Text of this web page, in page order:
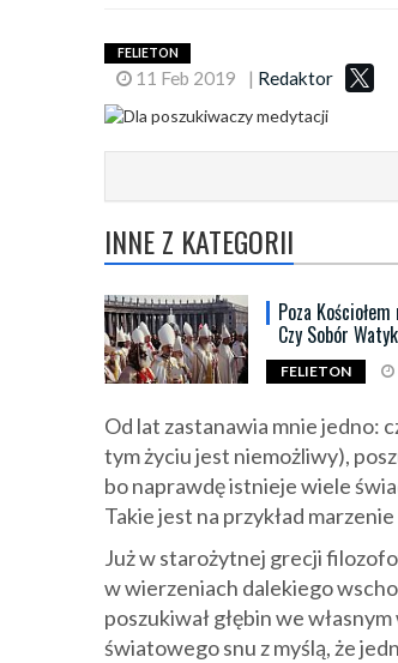
FELIETON
11 Feb 2019 | Redaktor
INNE Z KATEGORII
Poza
Czy Sobór
FELIETON
Od lat zastanawia mnie jedno:
tym życiu jest niemożliwy),
bo naprawdę istnieje wiele
Takie jest na przykład
Już w starożytnej grecji
w wierzeniach dalekiego
poszukiwał głębin we
światowego snu z myślą, że